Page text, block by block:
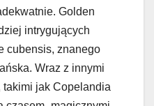
Golden
intrygujących
cubensis, znanego
Wraz z innymi
jak Copelandia